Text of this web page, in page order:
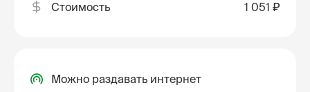
Стоимость 1 051 ₽
Можно раздавать интернет